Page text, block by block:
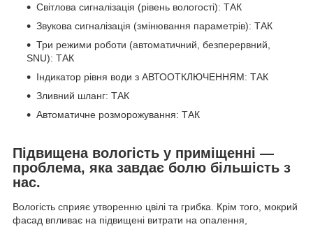
Світлова сигналізація (рівень вологості): ТАК
Звукова сигналізація (змінювання параметрів): ТАК
Три режими роботи (автоматичний, безперервний,
SNU): ТАК
Індикатор рівня води з АВТООТКЛЮЧЕННЯМ: ТАК
Зливний шланг: ТАК
Автоматичне розморожування: ТАК
Підвищена вологість у приміщенні —
проблема, яка завдає болю більшість з
нас.
Вологість сприяє утворенню цвілі та грибка. Крім того, мокрий
фасад впливає на підвищені витрати на опалення,